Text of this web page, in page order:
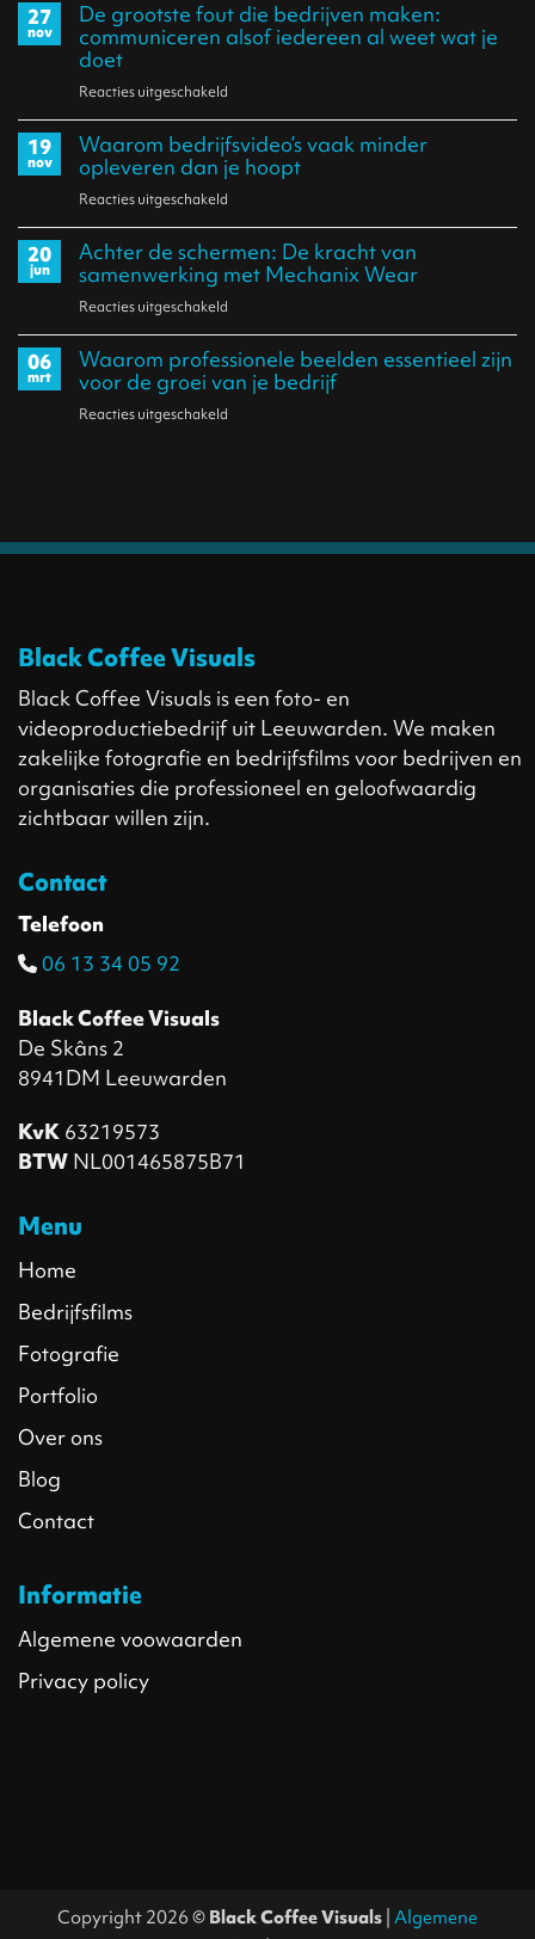
vs
bedrijfsfilm:
volgorde
belangrijker
dan
de
27
nov
De grootste fout die bedrijven maken:
communiceren alsof iedereen al weet wat je
doet
Reacties uitgeschakeld
De
grootste
fout
bedrijven
maken:
alsof
iedereen
al
19
nov
Waarom bedrijfs­video’s vaak minder
opleveren dan je hoopt
Reacties uitgeschakeld
Waarom
bedrijfs­
video’s
minder
opleveren
20
jun
Achter de schermen: De kracht van
samenwerking met Mechanix Wear
Reacties uitgeschakeld
Achter
de
schermen:
met
06
mrt
Waarom professionele beelden essentieel zijn
voor de groei van je bedrijf
Reacties uitgeschakeld
groei
je
bedrijf
Black Coffee Visuals
Black Coffee Visuals is een foto- en
videoproductiebedrijf uit Leeuwarden. We maken
zakelijke fotografie en bedrijfsfilms voor bedrijven en
organisaties die professioneel en geloofwaardig
zichtbaar willen zijn.
Contact
Telefoon
06 13 34 05 92‬
Black Coffee Visuals
De Skâns 2
8941DM Leeuwarden
KvK 63219573
BTW NL001465875B71
Menu
Home
Bedrijfsfilms
Fotografie
Portfolio
Over ons
Blog
Contact
Informatie
Algemene voowaarden
Privacy policy
Copyright 2026 ©Black Coffee Visuals|Algemene